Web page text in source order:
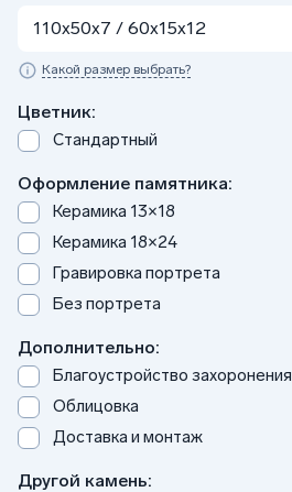
110x50x7 / 60x15x12
Какой размер выбрать?
Цветник:
Стандартный
Оформление памятника:
Керамика 13×18
Керамика 18×24
Гравировка портрета
Без портрета
Дополнительно:
Благоустройство захоронения
Облицовка
Доставка и монтаж
Другой камень: